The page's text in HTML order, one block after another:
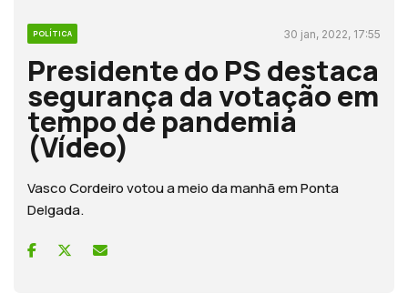
POLÍTICA 30 jan, 2022, 17:55
Presidente do PS destaca
segurança da votação em
tempo de pandemia
(Vídeo)
Vasco Cordeiro votou a meio da manhã em Ponta
Delgada.